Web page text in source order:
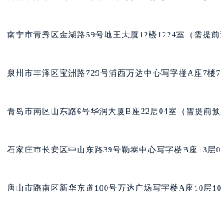
南宁市青秀区金湖路59号地王大厦12楼1224室（需提前
泉州市丰泽区宝洲路729号浦西万达中心写字楼A座7楼
青岛市南区山东路6号华润大厦B座22层04室（需提前预
石家庄市长安区中山东路39号勒泰中心写字楼B座13层
唐山市路南区新华东道100号万达广场写字楼A座10层